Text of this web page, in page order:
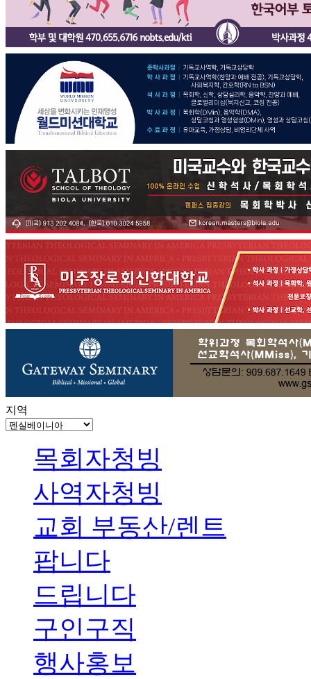
지역
목회자청빙
사역자청빙
교회 부동산/렌트
팝니다
드립니다
구인구직
행사홍보